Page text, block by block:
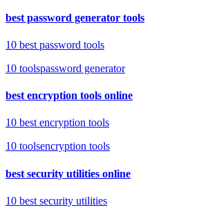
best password generator tools
10 best password tools
10 toolspassword generator
best encryption tools online
10 best encryption tools
10 toolsencryption tools
best security utilities online
10 best security utilities